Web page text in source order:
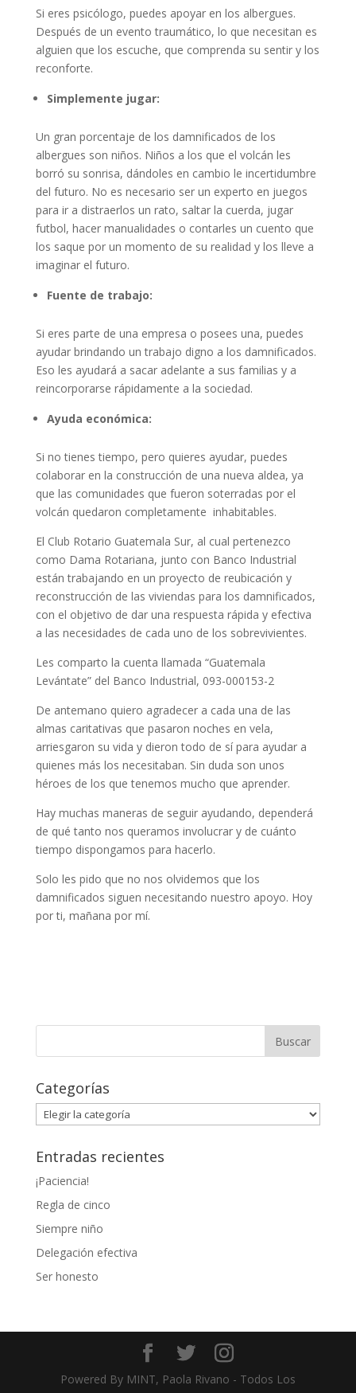
Si eres psicólogo, puedes apoyar en los albergues.
Después de un evento traumático, lo que necesitan es
alguien que los escuche, que comprenda su sentir y los
reconforte.
Simplemente jugar:
Un gran porcentaje de los damnificados de los
albergues son niños. Niños a los que el volcán les
borró su sonrisa, dándoles en cambio le incertidumbre
del futuro. No es necesario ser un experto en juegos
para ir a distraerlos un rato, saltar la cuerda, jugar
futbol, hacer manualidades o contarles un cuento que
los saque por un momento de su realidad y los lleve a
imaginar el futuro.
Fuente de trabajo:
Si eres parte de una empresa o posees una, puedes
ayudar brindando un trabajo digno a los damnificados.
Eso les ayudará a sacar adelante a sus familias y a
reincorporarse rápidamente a la sociedad.
Ayuda económica:
Si no tienes tiempo, pero quieres ayudar, puedes
colaborar en la construcción de una nueva aldea, ya
que las comunidades que fueron soterradas por el
volcán quedaron completamente inhabitables.
El Club Rotario Guatemala Sur, al cual pertenezco
como Dama Rotariana, junto con Banco Industrial
están trabajando en un proyecto de reubicación y
reconstrucción de las viviendas para los damnificados,
con el objetivo de dar una respuesta rápida y efectiva
a las necesidades de cada uno de los sobrevivientes.
Les comparto la cuenta llamada “Guatemala
Levántate” del Banco Industrial, 093-000153-2
De antemano quiero agradecer a cada una de las
almas caritativas que pasaron noches en vela,
arriesgaron su vida y dieron todo de sí para ayudar a
quienes más los necesitaban. Sin duda son unos
héroes de los que tenemos mucho que aprender.
Hay muchas maneras de seguir ayudando, dependerá
de qué tanto nos queramos involucrar y de cuánto
tiempo dispongamos para hacerlo.
Solo les pido que no nos olvidemos que los
damnificados siguen necesitando nuestro apoyo. Hoy
por ti, mañana por mí.
Categorías
Categorías
Entradas recientes
¡Paciencia!
Regla de cinco
Siempre niño
Delegación efectiva
Ser honesto
Powered By MINT, Paola Rivano - Todos Los